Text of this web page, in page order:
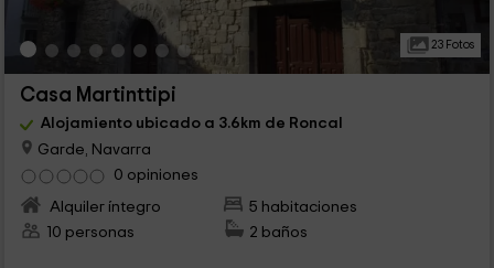
23 Fotos
Casa Martinttipi
Alojamiento ubicado a 3.6km de Roncal
Garde, Navarra
0 opiniones
Alquiler íntegro
5 habitaciones
10 personas
2 baños